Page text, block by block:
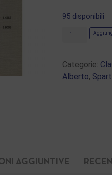
95 disponibili
Categorie:
Alberto,
AGGIUNTIVE